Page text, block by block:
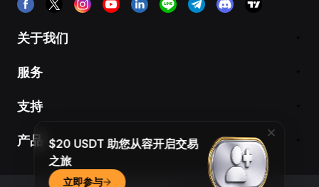
关于我们
服务
支持
产品
$20 USDT 助您从容开启交易
之旅
立即参与